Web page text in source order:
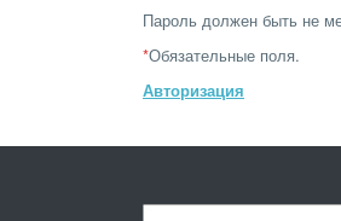
Пароль должен быть не
*Обязательные поля.
Авторизация